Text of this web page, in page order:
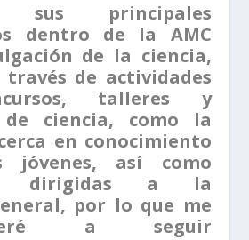
sus principales
dentro de la AMC
de la ciencia,
través de actividades
talleres y
de ciencia, como la
en conocimiento
así como
dirigidas a la
por lo que me
a seguir